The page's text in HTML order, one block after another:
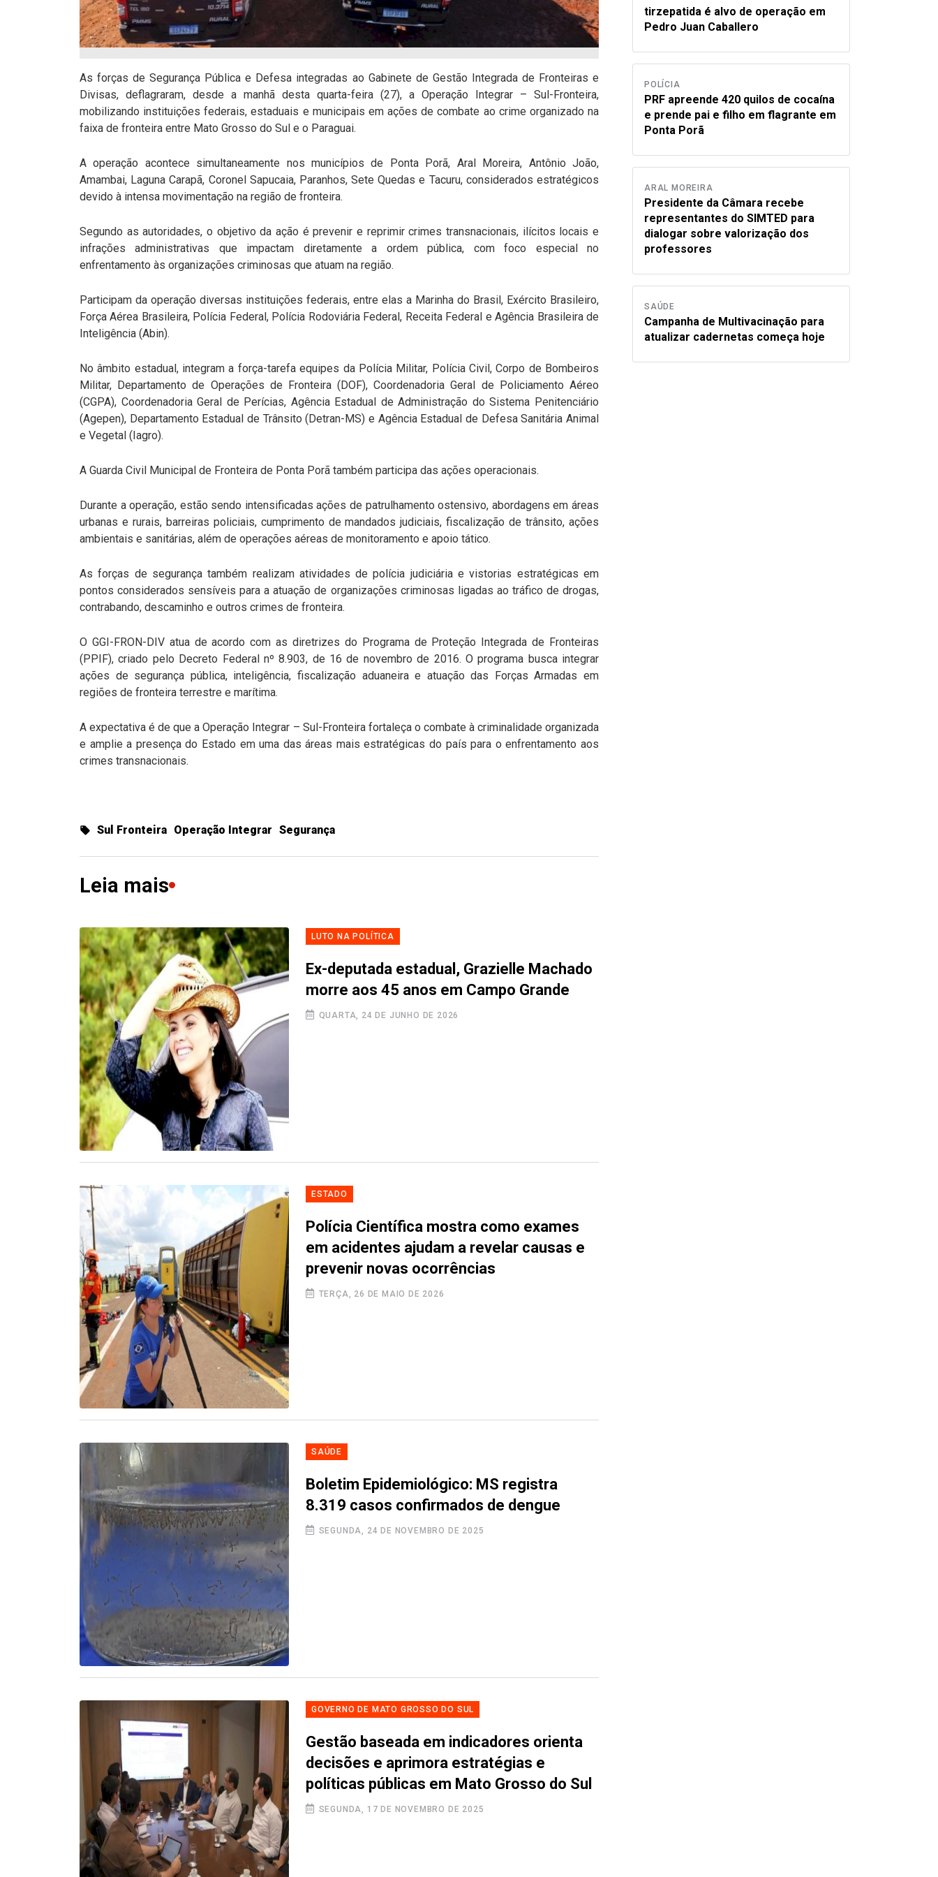
As forças de Segurança Pública e Defesa integradas ao Gabinete de Gestão Integrada de Fronteiras e
Divisas, deflagraram, desde a manhã desta quarta-feira (27), a Operação Integrar – Sul-Fronteira,
mobilizando instituições federais, estaduais e municipais em ações de combate ao crime organizado na
faixa de fronteira entre Mato Grosso do Sul e o Paraguai.
A operação acontece simultaneamente nos municípios de Ponta Porã, Aral Moreira, Antônio João,
Amambai, Laguna Carapã, Coronel Sapucaia, Paranhos, Sete Quedas e Tacuru, considerados estratégicos
devido à intensa movimentação na região de fronteira.
Segundo as autoridades, o objetivo da ação é prevenir e reprimir crimes transnacionais, ilícitos locais e
infrações administrativas que impactam diretamente a ordem pública, com foco especial no
enfrentamento às organizações criminosas que atuam na região.
Participam da operação diversas instituições federais, entre elas a Marinha do Brasil, Exército Brasileiro,
Força Aérea Brasileira, Polícia Federal, Polícia Rodoviária Federal, Receita Federal e Agência Brasileira de
Inteligência (Abin).
No âmbito estadual, integram a força-tarefa equipes da Polícia Militar, Polícia Civil, Corpo de Bombeiros
Militar, Departamento de Operações de Fronteira (DOF), Coordenadoria Geral de Policiamento Aéreo
(CGPA), Coordenadoria Geral de Perícias, Agência Estadual de Administração do Sistema Penitenciário
(Agepen), Departamento Estadual de Trânsito (Detran-MS) e Agência Estadual de Defesa Sanitária Animal
e Vegetal (Iagro).
A Guarda Civil Municipal de Fronteira de Ponta Porã também participa das ações operacionais.
Durante a operação, estão sendo intensificadas ações de patrulhamento ostensivo, abordagens em áreas
urbanas e rurais, barreiras policiais, cumprimento de mandados judiciais, fiscalização de trânsito, ações
ambientais e sanitárias, além de operações aéreas de monitoramento e apoio tático.
As forças de segurança também realizam atividades de polícia judiciária e vistorias estratégicas em
pontos considerados sensíveis para a atuação de organizações criminosas ligadas ao tráfico de drogas,
contrabando, descaminho e outros crimes de fronteira.
O GGI-FRON-DIV atua de acordo com as diretrizes do Programa de Proteção Integrada de Fronteiras
(PPIF), criado pelo Decreto Federal nº 8.903, de 16 de novembro de 2016. O programa busca integrar
ações de segurança pública, inteligência, fiscalização aduaneira e atuação das Forças Armadas em
regiões de fronteira terrestre e marítima.
A expectativa é de que a Operação Integrar – Sul-Fronteira fortaleça o combate à criminalidade organizada
e amplie a presença do Estado em uma das áreas mais estratégicas do país para o enfrentamento aos
crimes transnacionais.
Sul Fronteira Operação Integrar Segurança
Leia mais
LUTO NA POLÍTICA
Ex-deputada estadual, Grazielle Machado
morre aos 45 anos em Campo Grande
QUARTA, 24 DE JUNHO DE 2026
ESTADO
Polícia Científica mostra como exames
em acidentes ajudam a revelar causas e
prevenir novas ocorrências
TERÇA, 26 DE MAIO DE 2026
SAÚDE
Boletim Epidemiológico: MS registra
8.319 casos confirmados de dengue
SEGUNDA, 24 DE NOVEMBRO DE 2025
GOVERNO DE MATO GROSSO DO SUL
Gestão baseada em indicadores orienta
decisões e aprimora estratégias e
políticas públicas em Mato Grosso do Sul
SEGUNDA, 17 DE NOVEMBRO DE 2025
tirzepatida é alvo de operação em
Pedro Juan Caballero
POLÍCIA
PRF apreende 420 quilos de cocaína
e prende pai e filho em flagrante em
Ponta Porã
ARAL MOREIRA
Presidente da Câmara recebe
representantes do SIMTED para
dialogar sobre valorização dos
professores
SAÚDE
Campanha de Multivacinação para
atualizar cadernetas começa hoje